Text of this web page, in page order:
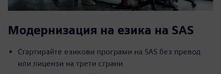
Модернизация на езика на SAS
Стартирайте езикови програми на SAS без превод
или лицензи на трети страни